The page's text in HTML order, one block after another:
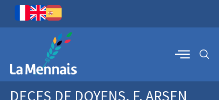
DECES DE DOYENS. F. ARSEN